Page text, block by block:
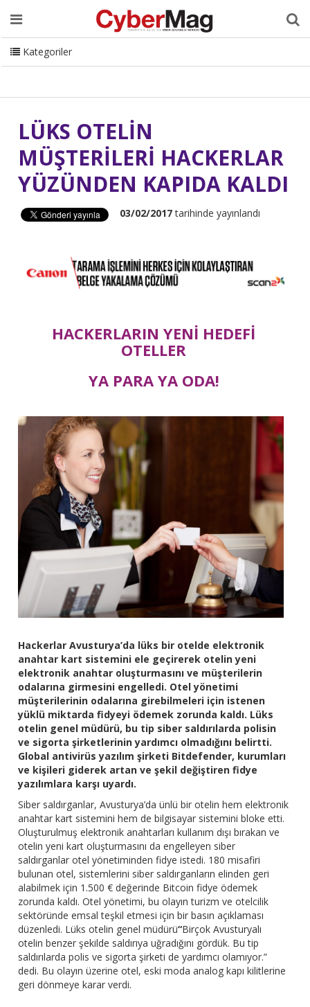
Ana Sayfa Hakkımızda Dergi Editörden
Danışmanlık
ISC Turkey Sizden Gelenler
İletişim
CyberMag Logo
Kategoriler
LÜKS OTELİN
MÜŞTERİLERİ HACKERLAR
YÜZÜNDEN KAPIDA KALDI
03/02/2017tarihinde yayınlandı
HACKERLARIN YENİ HEDEFİ
OTELLER
YA PARA YA ODA!
Hackerlar Avusturya’da lüks bir otelde elektronik
anahtar kart sistemini ele geçirerek otelin yeni
elektronik anahtar oluşturmasını ve müşterilerin
odalarına girmesini engelledi. Otel yönetimi
müşterilerinin odalarına girebilmeleri için istenen
yüklü miktarda fidyeyi ödemek zorunda kaldı. Lüks
otelin genel müdürü, bu tip siber saldırılarda polisin
ve sigorta şirketlerinin yardımcı olmadığını belirtti.
Global antivirüs yazılım şirketi Bitdefender, kurumları
ve kişileri giderek artan ve şekil değiştiren fidye
yazılımlara karşı uyardı.
Siber saldırganlar, Avusturya’da ünlü bir otelin hem elektronik
anahtar kart sistemini hem de bilgisayar sistemini bloke etti.
Oluşturulmuş elektronik anahtarları kullanım dışı bırakan ve
otelin yeni kart oluşturmasını da engelleyen siber
saldırganlar otel yönetiminden fidye istedi. 180 misafiri
bulunan otel, sistemlerini siber saldırganların elinden geri
alabilmek için 1.500 € değerinde Bitcoin fidye ödemek
zorunda kaldı. Otel yönetimi, bu olayın turizm ve otelcilik
sektöründe emsal teşkil etmesi için bir basın açıklaması
düzenledi. Lüks otelin genel müdürü“Birçok Avusturyalı
otelin benzer şekilde saldırıya uğradığını gördük. Bu tip
saldırılarda polis ve sigorta şirketi de yardımcı olamıyor.”
dedi. Bu olayın üzerine otel, eski moda analog kapı kilitlerine
geri dönmeye karar verdi.